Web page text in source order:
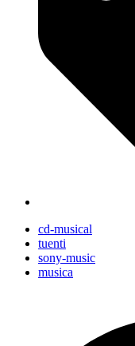
cd-musical
tuenti
sony-music
musica